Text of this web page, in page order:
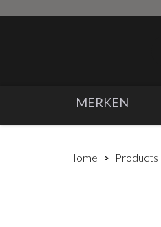
MERKEN
Home Products